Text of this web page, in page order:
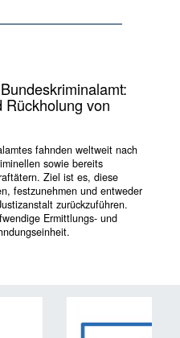
Rückholung von
fahnden weltweit nach
sowie bereits
Ziel ist es, diese
festzunehmen und entweder
zurückzuführen.
Ermittlungs- und